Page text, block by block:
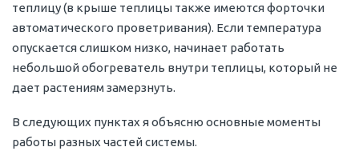
теплицу (в крыше теплицы также имеются форточки
автоматического проветривания). Если температура
опускается слишком низко, начинает работать
небольшой обогреватель внутри теплицы, который не
дает растениям замерзнуть.
В следующих пунктах я объясню основные моменты
работы разных частей системы.